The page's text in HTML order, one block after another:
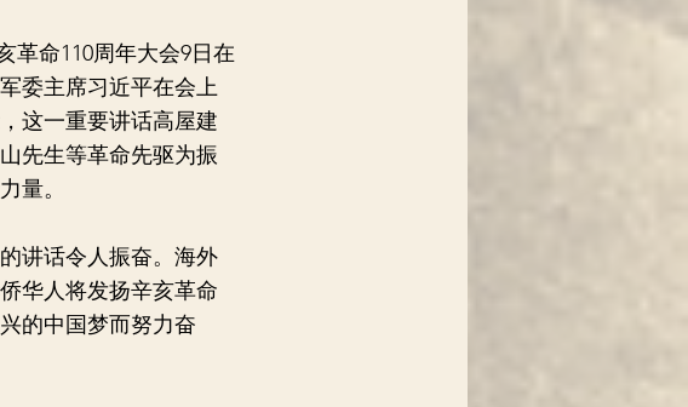
命110周年大会9日在
委主席习近平在会上
这一重要讲话高屋建
先生等革命先驱为振
量。
讲话令人振奋。海外
华人将发扬辛亥革命
的中国梦而努力奋